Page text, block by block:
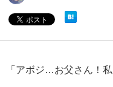
「アボジ…お父さん！